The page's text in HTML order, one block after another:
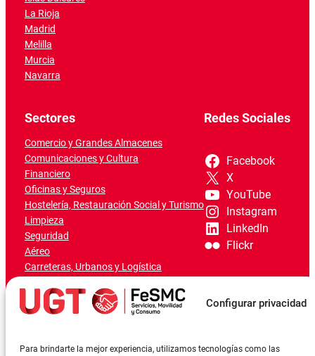
Configurar privacidad
Para brindarte la mejor experiencia, utilizamos tecnologías como las
La Rioja
Madrid
Melilla
Murcia
Navarra
Sectores
Comercio y Grandes Almacenes
Comunicaciones y Cultura
Financiero
Oficinas y Seguros
Hostelería, Restauración Social y Turismo
Limpieza
Seguridad
Aéreo
Carreteras, Urbanos y Logística
Marítimo-Portuario
Redes Sociales
Facebook
X
YouTube
Instagram
LinkedIn
Flickr